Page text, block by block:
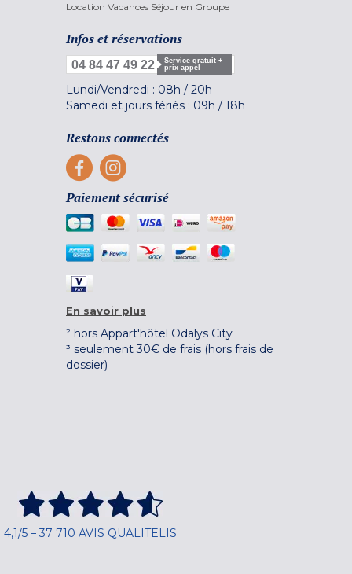
Location Vacances Séjour en Groupe
Infos et réservations
04 84 47 49 22
Service gratuit +
prix appel
Lundi/Vendredi : 08h / 20h
Samedi et jours fériés : 09h / 18h
Restons connectés
Paiement sécurisé
En savoir plus
² hors Appart'hôtel Odalys City
³ seulement 30€ de frais (hors frais de
dossier)
4,1/5 – 37 710 AVIS QUALITELIS